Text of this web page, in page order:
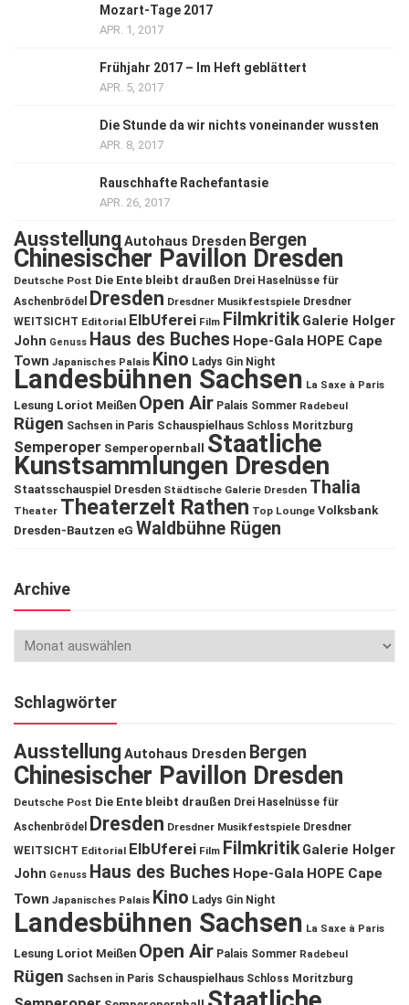
Mozart-Tage 2017
APR. 1, 2017
Frühjahr 2017 – Im Heft geblättert
APR. 5, 2017
Die Stunde da wir nichts voneinander wussten
APR. 8, 2017
Rauschhafte Rachefantasie
APR. 26, 2017
Ausstellung Autohaus Dresden Bergen
Chinesischer Pavillon Dresden
Deutsche Post Die Ente bleibt draußen Drei Haselnüsse für
Aschenbrödel
Dresden Dresdner Musikfestspiele Dresdner
WEITSICHT Editorial ElbUferei Film Filmkritik Galerie Holger
John Genuss Haus des Buches Hope-Gala HOPE Cape
Town Japanisches Palais Kino Ladys Gin Night
Landesbühnen Sachsen La Saxe à Paris
Lesung Loriot Meißen Open Air Palais Sommer Radebeul
Rügen Sachsen in Paris Schauspielhaus Schloss Moritzburg
Semperoper Semperopernball Staatliche
Kunstsammlungen Dresden
Staatsschauspiel Dresden Städtische Galerie Dresden Thalia
Theater Theaterzelt Rathen Top Lounge Volksbank
Dresden-Bautzen eG Waldbühne Rügen
Archive
Schlagwörter
Ausstellung Autohaus Dresden Bergen
Chinesischer Pavillon Dresden
Deutsche Post Die Ente bleibt draußen Drei Haselnüsse für
Aschenbrödel
Dresden Dresdner Musikfestspiele Dresdner
WEITSICHT Editorial ElbUferei Film Filmkritik Galerie Holger
John Genuss Haus des Buches Hope-Gala HOPE Cape
Town Japanisches Palais Kino Ladys Gin Night
Landesbühnen Sachsen La Saxe à Paris
Lesung Loriot Meißen Open Air Palais Sommer Radebeul
Rügen Sachsen in Paris Schauspielhaus Schloss Moritzburg